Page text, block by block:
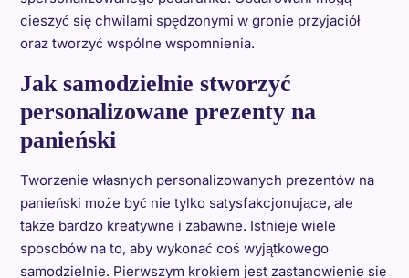
cieszyć się chwilami spędzonymi w gronie przyjaciół
oraz tworzyć wspólne wspomnienia.
Jak samodzielnie stworzyć
personalizowane prezenty na
panieński
Tworzenie własnych personalizowanych prezentów na
panieński może być nie tylko satysfakcjonujące, ale
także bardzo kreatywne i zabawne. Istnieje wiele
sposobów na to, aby wykonać coś wyjątkowego
samodzielnie. Pierwszym krokiem jest zastanowienie się